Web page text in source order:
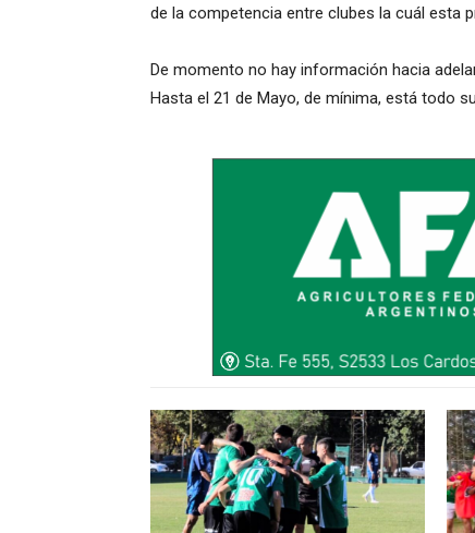
de la competencia entre clubes la cuál esta
De momento no hay información hacia
Hasta el 21 de Mayo, de mínima, está todo